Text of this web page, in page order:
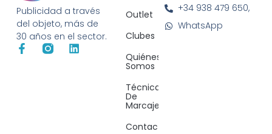
Publicidad a través
del objeto, más de
30 años en el sector.
Outlet
Clubes
Quiénes
Somos
Técnicas
De
Marcaje
Contacto
+34 938 479 650,
WhatsApp